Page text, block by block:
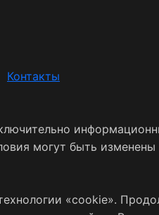
Контакты
могут быть
«cookie».